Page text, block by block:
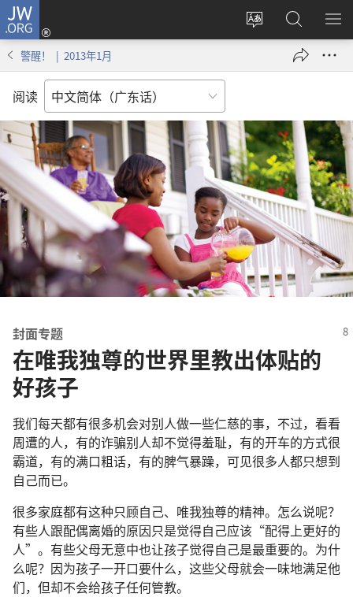
JW.ORG
更
言
登
录
（打
口）
搜
索
JW.ORG
显
警醒！ | 2013年1月
阅读
封面专题
在唯我独尊的世界里教出体贴的
好孩子
我们每天都有很多机会对别人做一些仁慈的事，不过，看看
周遭的人，有的诈骗别人却不觉得羞耻，有的开车的方式很
霸道，有的满口粗话，有的脾气暴躁，可见很多人都只想到
自己而已。
很多家庭都有这种只顾自己、唯我独尊的精神。怎么说呢？
有些人跟配偶离婚的原因只是觉得自己应该“配得上更好的
人”。有些父母无意中也让孩子觉得自己是最重要的。为什
么呢？因为孩子一开口要什么，这些父母就会一味地满足他
们，但却不会给孩子任何管教。